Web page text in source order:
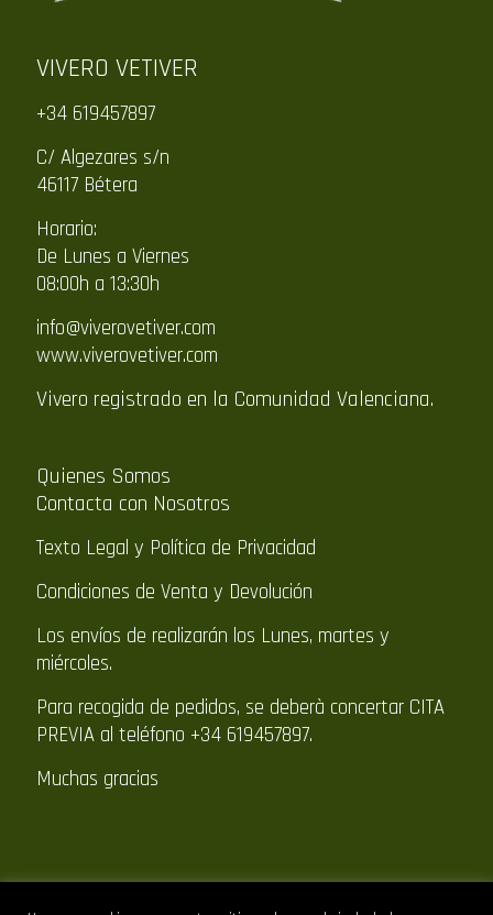
VIVERO VETIVER
+34 619457897
C/ Algezares s/n
46117 Bétera
Horario:
De Lunes a Viernes
08:00h a 13:30h
info@viverovetiver.com
www.viverovetiver.com
Vivero registrado en la Comunidad Valenciana.
Quienes Somos
Contacta con Nosotros
Texto Legal y Política de Privacidad
Condiciones de Venta y Devolución
Los envíos de realizarán los Lunes, martes y
miércoles.
Para recogida de pedidos, se deberà concertar CITA
PREVIA al teléfono +34 619457897.
Muchas gracias